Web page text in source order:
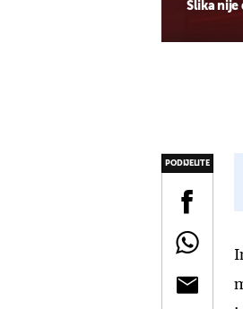
Slika nije
PODIJELITE